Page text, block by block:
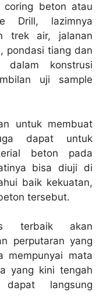
beton atau
Drill, lazimnya
trek air, jalanan
pondasi tiang dan
dalam konstrusi
uji sample
untuk membuat
dapat untuk
beton pada
bisa diuji di
baik kekuatan,
tersebut.
terbaik akan
perputaran yang
mempunyai mata
yang kini tengah
langsung